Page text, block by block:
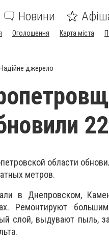
Новини
Оголошення Карта міста
джерело
области
метров.
в Днепровском,
Ремонтируют
слой, выдувают пыль,